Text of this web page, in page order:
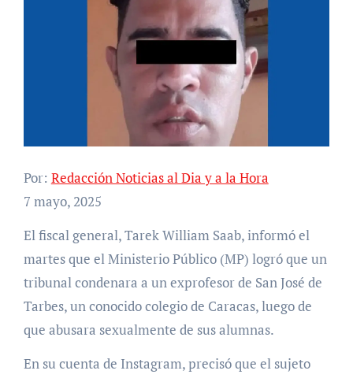
Por: Redacción Noticias al Dia y a la Hora
7 mayo, 2025
El fiscal general, Tarek William Saab, informó el
martes que el Ministerio Público (MP) logró que un
tribunal condenara a un exprofesor de San José de
Tarbes, un conocido colegio de Caracas, luego de
que abusara sexualmente de sus alumnas.
En su cuenta de Instagram, precisó que el sujeto